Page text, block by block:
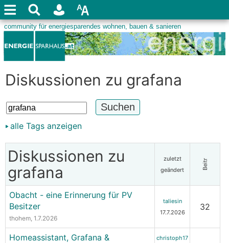
Diskussionen zu grafana
alle Tags anzeigen
Diskussionen zu
grafana
zuletzt
geändert
Beitr
Obacht - eine Erinnerung für PV
Besitzer
thohem, 1.7.2026
taliesin
17.7.2026
32
Homeassistant, Grafana &
christoph17